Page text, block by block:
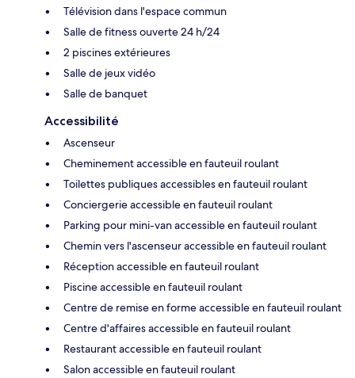
Télévision dans l'espace commun
Salle de fitness ouverte 24 h/24
2 piscines extérieures
Salle de jeux vidéo
Salle de banquet
Accessibilité
Ascenseur
Cheminement accessible en fauteuil roulant
Toilettes publiques accessibles en fauteuil roulant
Conciergerie accessible en fauteuil roulant
Parking pour mini-van accessible en fauteuil roulant
Chemin vers l'ascenseur accessible en fauteuil roulant
Réception accessible en fauteuil roulant
Piscine accessible en fauteuil roulant
Centre de remise en forme accessible en fauteuil roulant
Centre d'affaires accessible en fauteuil roulant
Restaurant accessible en fauteuil roulant
Salon accessible en fauteuil roulant